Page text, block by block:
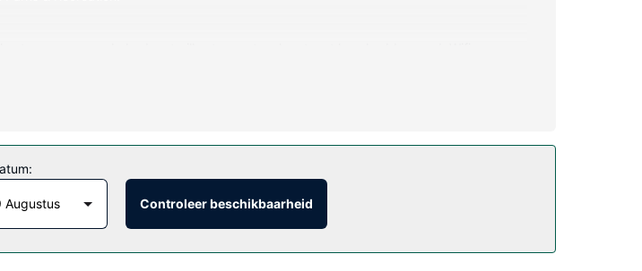
het kijkplezier zorgt. Voorzieningen zijn bijvoorbeeld een (laptop)kluis, een bureau
de kruidenier/supermarkt. Bestel je favoriete drankje in een bar/lounge. Op
uur en in het weekend is dit beschikbaar van 07.00 uur tot 10.00 uur.
Augustus Controleer beschikbaarheid